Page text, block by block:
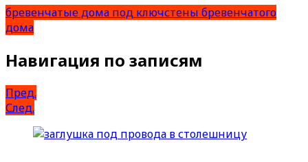
бревенчатые дома под ключстены бревенчатого
дома
Навигация по записям
Пред.
След.